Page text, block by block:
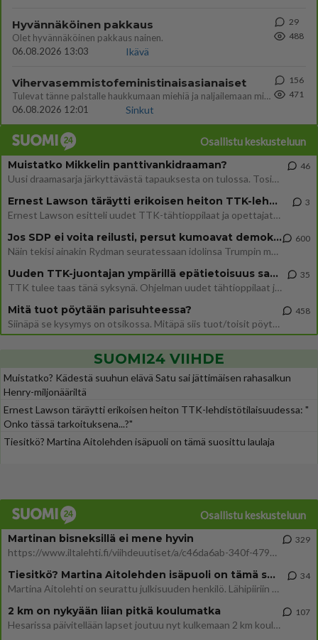
Hyvännäköinen pakkaus
Olet hyvännäköinen pakkaus nainen.
06.08.2026 13:03
Ikävä
29
488
Vihervasemmistofeministinaisasianaiset
Tulevat tänne palstalle haukkumaan miehiä ja naljailemaan miehelle, kehuvat olevansa heitä parempia. Itse asuvat MIEHE
06.08.2026 12:01
Sinkut
156
471
Osallistu keskusteluun
Muistatko Mikkelin panttivankidraaman?
Uusi draamasarja järkyttävästä tapauksesta on tulossa. Tositapahtumiin perustuva sarja ammentaa vuoden 1986 Mikkelin pan
46
Ernest Lawson täräytti erikoisen heiton TTK-lehdistötilaisuudessa: " Onko tässä tarkoituksena...?"
Ernest Lawson esitteli uudet TTK-tähtioppilaat ja opettajat torstaina 6.8. lehdistölle. Tulevalla kaudella on yksi hausk
3
Jos SDP ei voita reilusti, persut kumoavat demokratian Suomesta
Näin tekisi ainakin Rydman seuratessaan idolinsa Trumpin mallia https://www.is.fi/politiikka/art-2000012187244.html
600
Uuden TTK-juontajan ympärillä epätietoisuus sakenee - Nyt MTV hämmentää soppaa
TTK tulee taas tänä syksynä. Ohjelman uudet tähtioppilaat julkistetaan torstaina 6. elokuuta klo 14 alkavassa lehdistö
35
Mitä tuot pöytään parisuhteessa?
Siinäpä se kysymys on otsikossa. Mitäpä siis tuot/toisit pöytään parisuhteessa? Oletko mies vai nainen? Koetko sen mitä
458
SUOMI24 VIIHDE
Muistatko? Kädestä suuhun elävä Satu sai jättimäisen rahasalkun
Henry-miljonääriltä
Ernest Lawson täräytti erikoisen heiton TTK-lehdistötilaisuudessa: "
Onko tässä tarkoituksena...?"
Tiesitkö? Martina Aitolehden isäpuoli on tämä suosittu laulaja
Osallistu keskusteluun
Martinan bisneksillä ei mene hyvin
https://www.iltalehti.fi/viihdeuutiset/a/c46da6ab-340f-4790-aaa7-0865eed2336 Yrityksen konkurssihakemus on tullut kärä
329
Tiesitkö? Martina Aitolehden isäpuoli on tämä suosittu laulaja
Martina Aitolehti on seurattu julkisuuden henkilö. Lähipiiriin mahtuu muitakin tunnettuja henkilöitä. Tiesitkö, että Ma
34
2 km on nykyään liian pitkä koulumatka
Hesarissa päivitellään lapset joutuu nyt kulkemaan 2 km kouluun jösses. Ruostefillarilla tuo matka menee vaikka miten äk
107